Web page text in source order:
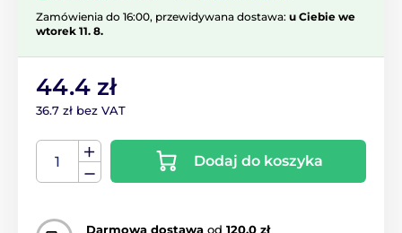
Zamówienia do 16:00, przewidywana dostawa: u Ciebie we
wtorek 11. 8.
44.4 zł
36.7 zł bez VAT
Dodaj do koszyka
Darmowa dostawa od 120.0 zł